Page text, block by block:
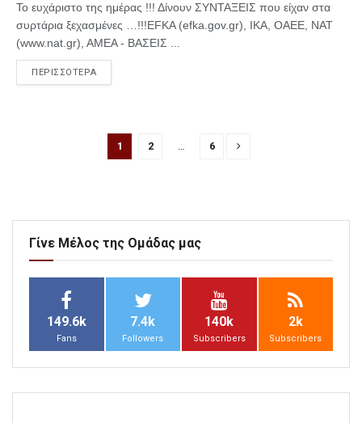
Το ευχάριστο της ημέρας !!! Δίνουν ΣΥΝΤΑΞΕΙΣ που είχαν στα
συρτάρια ξεχασμένες …!!!EFKA (efka.gov.gr), ΙΚΑ, ΟΑΕΕ, ΝΑΤ
(www.nat.gr), ΑΜΕΑ - ΒΑΣΕΙΣ ...
ΠΕΡΙΣΣΟΤΕΡΑ
1 2 … 6
Γίνε Μέλος της Ομάδας μας
149.6k
Fans
7.4k
Followers
140k
Subscribers
2k
Subscribers